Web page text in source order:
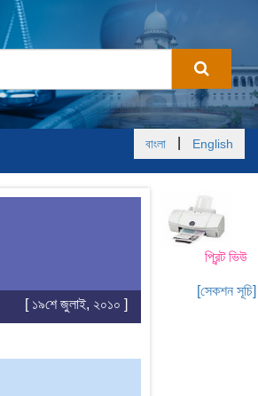
বাংলা English
প্রিন্ট ভিউ
[সেকশন সূচি]
[ ১৯শে জুলাই, ২০১০ ]